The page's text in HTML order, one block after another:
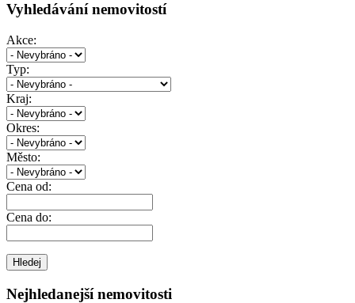
Vyhledávání nemovitostí
Akce:
Typ:
Kraj:
Okres:
Město:
Cena od:
Cena do:
Nejhledanejší nemovitosti